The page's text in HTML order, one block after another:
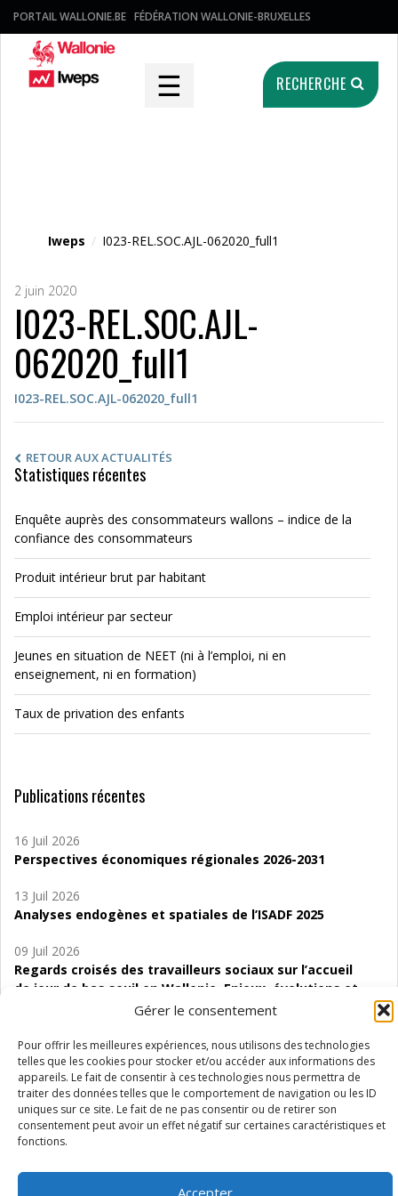
Gérer le consentement
Pour offrir les meilleures expériences, nous utilisons des technologies
telles que les cookies pour stocker et/ou accéder aux informations des
appareils. Le fait de consentir à ces technologies nous permettra de
traiter des données telles que le comportement de navigation ou les ID
uniques sur ce site. Le fait de ne pas consentir ou de retirer son
consentement peut avoir un effet négatif sur certaines caractéristiques et
fonctions.
Accepter
PORTAIL WALLONIE.BE FÉDÉRATION WALLONIE-BRUXELLES
☰ RECHERCHE
Iweps / I023-REL.SOC.AJL-062020_full1
2 juin 2020
I023-REL.SOC.AJL-
062020_full1
I023-REL.SOC.AJL-062020_full1
RETOUR AUX ACTUALITÉS
Statistiques récentes
Enquête auprès des consommateurs wallons – indice de la
confiance des consommateurs
Produit intérieur brut par habitant
Emploi intérieur par secteur
Jeunes en situation de NEET (ni à l’emploi, ni en
enseignement, ni en formation)
Taux de privation des enfants
Publications récentes
16 Juil 2026
Perspectives économiques régionales 2026-2031
13 Juil 2026
Analyses endogènes et spatiales de l’ISADF 2025
09 Juil 2026
Regards croisés des travailleurs sociaux sur l’accueil
de jour de bas seuil en Wallonie. Enjeux, évolutions et
06 Juil 2026
Étude d’évaluabilité des Structures
d’accompagnement à l’autocréation d’emploi (SAACE)
01 Juil 2026
Pénurie du personnel infirmier :quels indicateurs
Wallonie ?